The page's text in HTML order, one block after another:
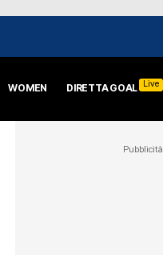
WOMEN DIRETTA GOAL Live
Pubblicità